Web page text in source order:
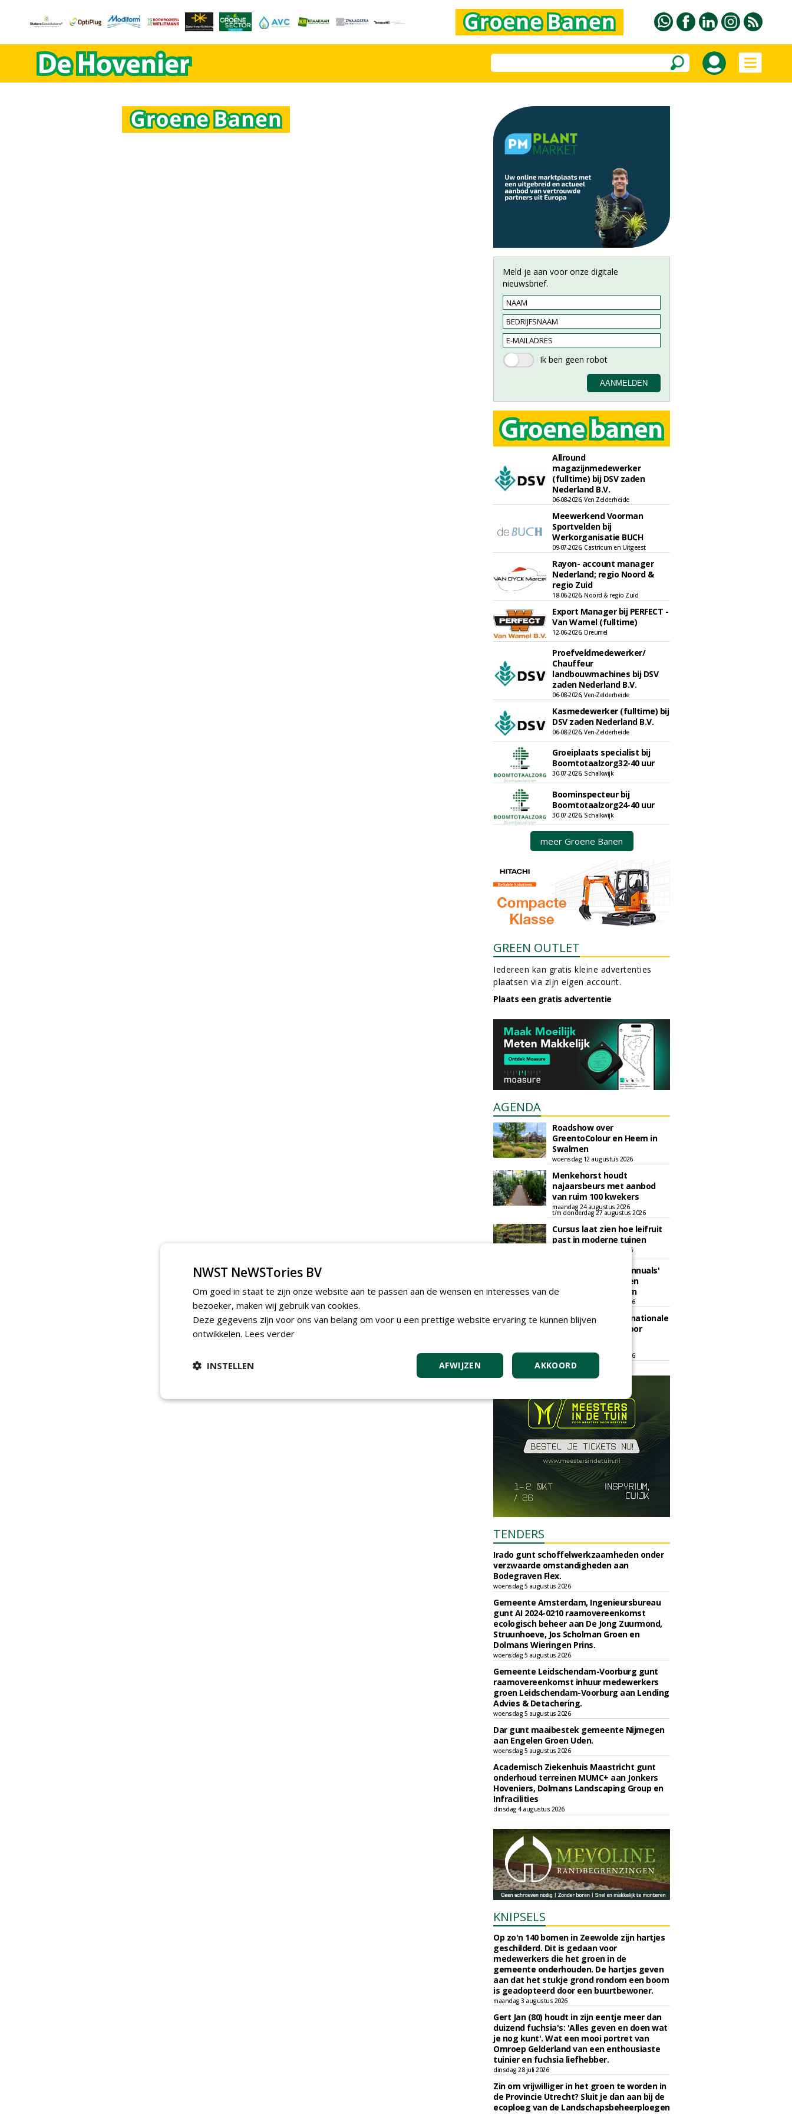
Meld je aan voor onze digitale
nieuwsbrief.
Allround
magazijnmedewerker
(fulltime) bij DSV zaden
Nederland B.V.
06-08-2026, Ven Zelderheide
Meewerkend Voorman
Sportvelden bij
Werkorganisatie BUCH
09-07-2026, Castricum en Uitgeest
Rayon- account manager
Nederland; regio Noord &
regio Zuid
18-06-2026, Noord & regio Zuid
Export Manager bij PERFECT -
Van Wamel (fulltime)
12-06-2026, Dreumel
Proefveldmedewerker/
Chauffeur
landbouwmachines bij DSV
zaden Nederland B.V.
06-08-2026, Ven-Zelderheide
Kasmedewerker (fulltime) bij
DSV zaden Nederland B.V.
06-08-2026, Ven-Zelderheide
Groeiplaats specialist bij
Boomtotaalzorg32-40 uur
30-07-2026, Schalkwijk
Boominspecteur bij
Boomtotaalzorg24-40 uur
30-07-2026, Schalkwijk
meer Groene Banen
GREEN OUTLET
Iedereen kan gratis kleine advertenties
plaatsen via zijn eigen account.
Plaats een gratis advertentie
AGENDA
Roadshow over
GreentoColour en Heem in
Swalmen
woensdag 12 augustus 2026
Menkehorst houdt
najaarsbeurs met aanbod
van ruim 100 kwekers
maandag 24 augustus 2026
t/m donderdag 27 augustus 2026
Cursus laat zien hoe leifruit
past in moderne tuinen
woensdag 26 augustus 2026
Vakdag 'All About Annuals'
zet eenjarige planten
centraal in Appeltern
donderdag 27 augustus 2026
GaLaBau 2026: internationale
ontmoetingsplek voor
t/m vrijdag 18 september 2026
TENDERS
Irado gunt schoffelwerkzaamheden onder
verzwaarde omstandigheden aan
Bodegraven Flex.
woensdag 5 augustus 2026
Gemeente Amsterdam, Ingenieursbureau
gunt AI 2024-0210 raamovereenkomst
ecologisch beheer aan De Jong Zuurmond,
Struunhoeve, Jos Scholman Groen en
Dolmans Wieringen Prins.
woensdag 5 augustus 2026
Gemeente Leidschendam-Voorburg gunt
raamovereenkomst inhuur medewerkers
groen Leidschendam-Voorburg aan Lending
Advies & Detachering.
woensdag 5 augustus 2026
Dar gunt maaibestek gemeente Nijmegen
aan Engelen Groen Uden.
woensdag 5 augustus 2026
Academisch Ziekenhuis Maastricht gunt
onderhoud terreinen MUMC+ aan Jonkers
Hoveniers, Dolmans Landscaping Group en
Infracilities
dinsdag 4 augustus 2026
KNIPSELS
Op zo'n 140 bomen in Zeewolde zijn hartjes
geschilderd. Dit is gedaan voor
medewerkers die het groen in de
gemeente onderhouden. De hartjes geven
aan dat het stukje grond rondom een boom
is geadopteerd door een buurtbewoner.
maandag 3 augustus 2026
Gert Jan (80) houdt in zijn eentje meer dan
duizend fuchsia's: 'Alles geven en doen wat
je nog kunt'. Wat een mooi portret van
Omroep Gelderland van een enthousiaste
tuinier en fuchsia liefhebber.
dinsdag 28 juli 2026
Zin om vrijwilliger in het groen te worden in
de Provincie Utrecht? Sluit je dan aan bij de
ecoploeg van de Landschapsbeheerploegen
NWST NeWSTories BV
Om goed in staat te zijn onze website aan te passen aan de wensen en interesses van de
bezoeker, maken wij gebruik van cookies.
Deze gegevens zijn voor ons van belang om voor u een prettige website ervaring te kunnen blijven
ontwikkelen. Lees verder
AKKOORD
AFWIJZEN
INSTELLEN